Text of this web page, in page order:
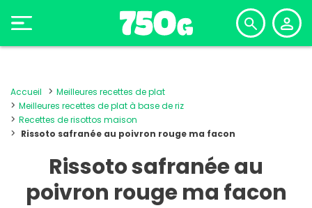
Accueil
Meilleures recettes de plat
Meilleures recettes de plat à base de riz
Recettes de risottos maison
Rissoto safranée au poivron rouge ma facon
Rissoto safranée au
poivron rouge ma facon